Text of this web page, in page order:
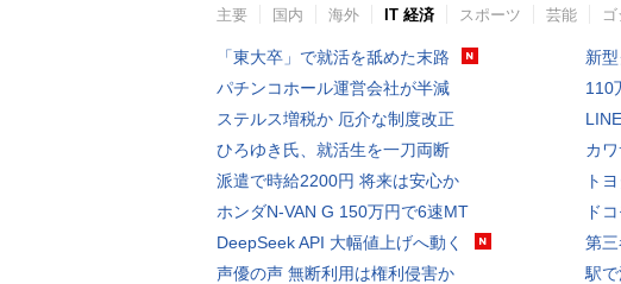
主要 国内 海外 IT 経済 スポーツ 芸能
「東大卒」で就活を舐めた末路
パチンコホール運営会社が半減
ステルス増税か 厄介な制度改正
ひろゆき氏、就活生を一刀両断
派遣で時給2200円 将来は安心か
ホンダN-VAN G 150万円で6速MT
DeepSeek API 大幅値上げへ動く
声優の声 無断利用は権利侵害か
新
110
カ
ト
ド
第
駅